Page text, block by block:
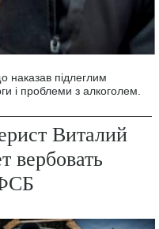
наказав підлеглим
і проблеми з алкоголем.
Виталий
вербовать